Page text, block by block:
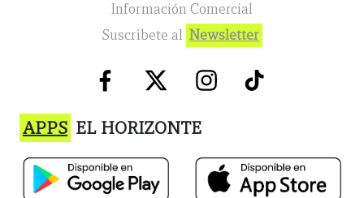
Información Comercial
Suscribete al Newsletter
APPS EL HORIZONTE